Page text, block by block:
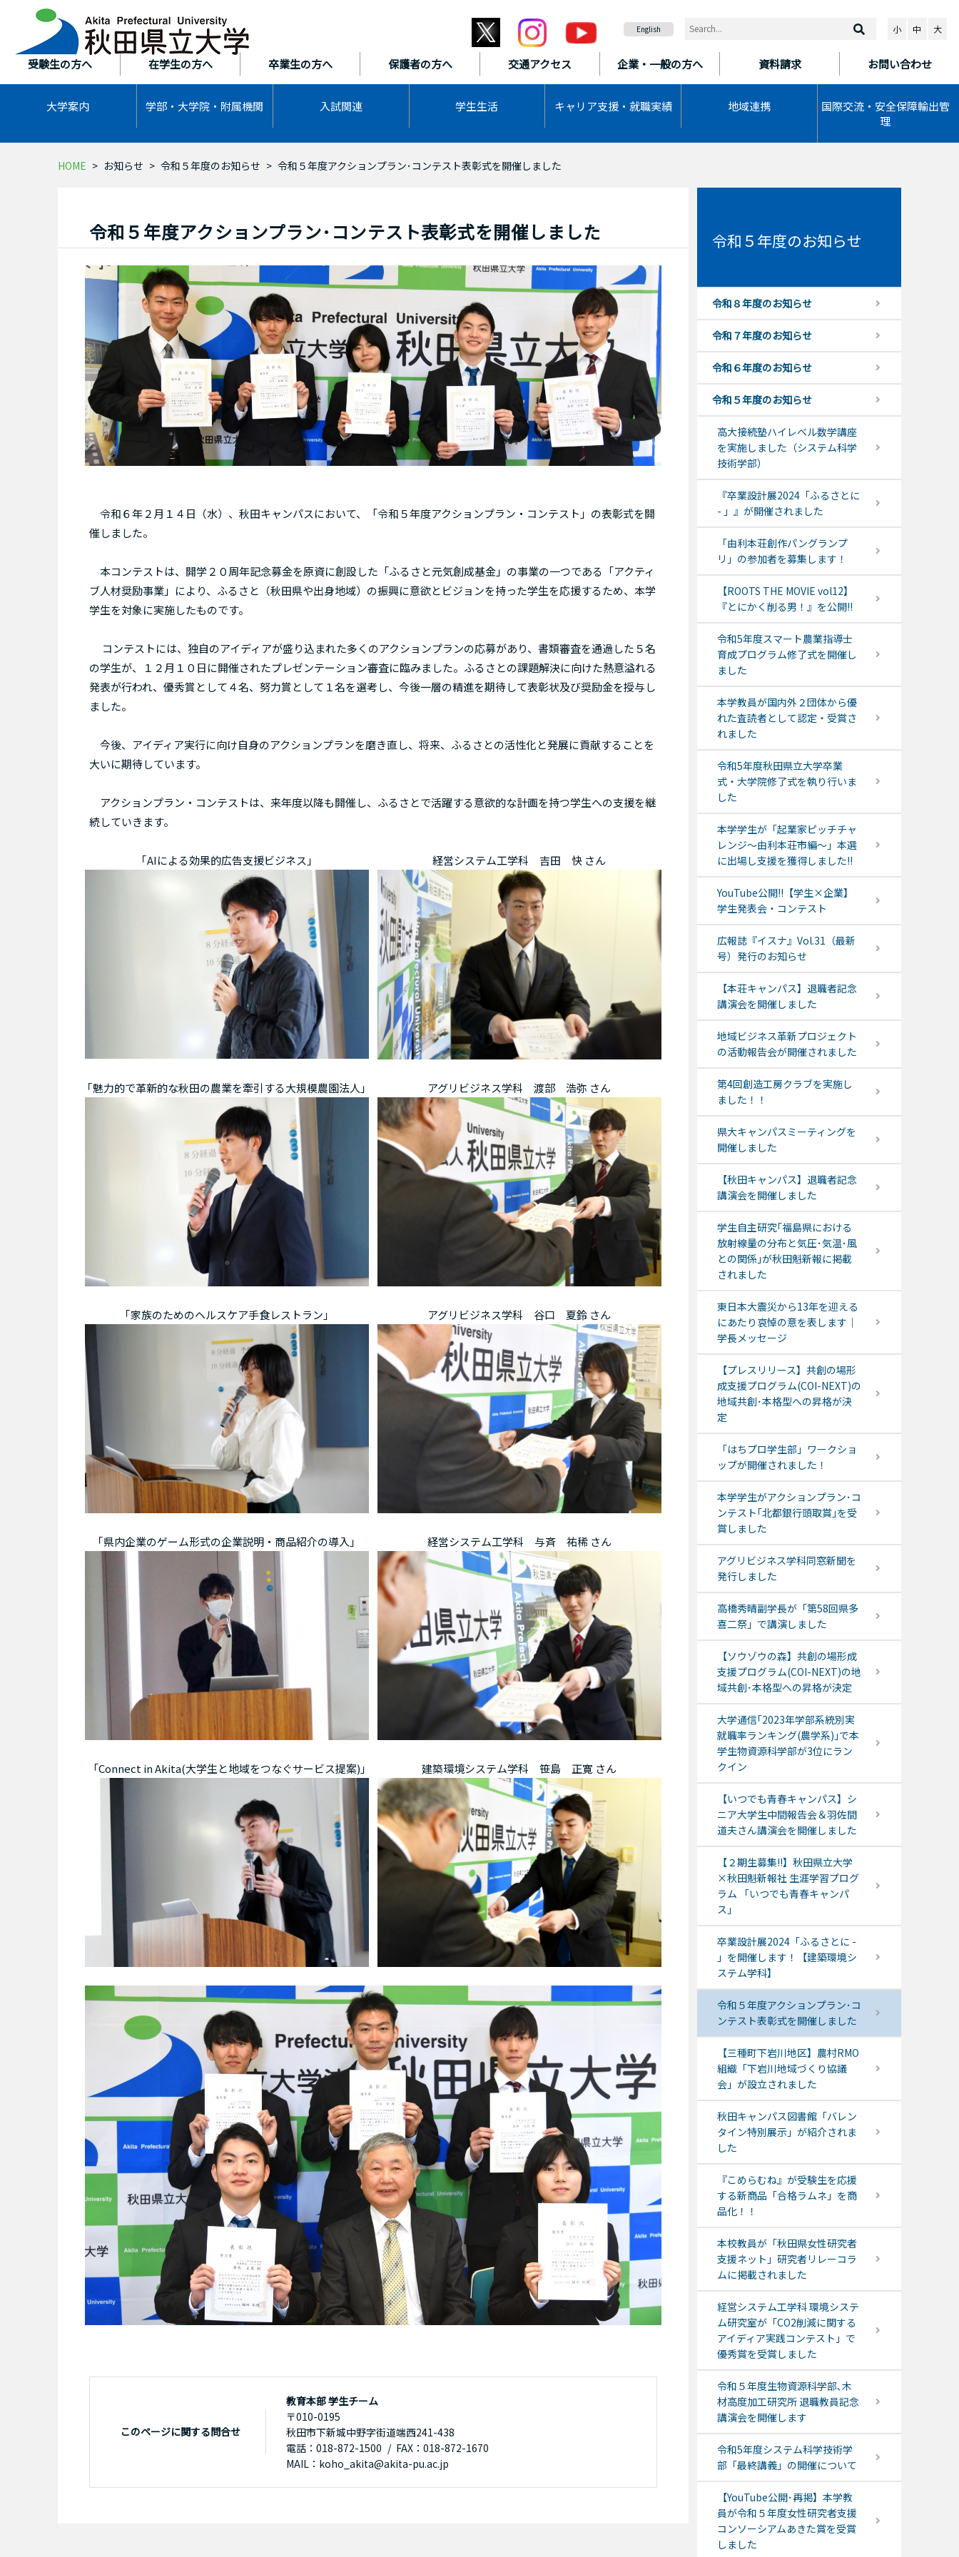
受験生の方へ 在学生の方へ 卒業生の方へ 保護者の方へ 交通アクセス 企業・一般の方へ 資料請求 お問い合わせ
大学案内 学部・大学院・ 附属機関 入試関連 学生生活 キャリア支援・ 就職実績 地域連携
国際交流・安全保障輸出管
理
English 小 中 大
HOME お知らせ 令和５年度のお知らせ 令和５年度アクションプラン･コンテスト表彰式を開催しました
令和５年度アクションプラン･コンテスト表彰式を開催しました
令和６年２月１４日（水）、秋田キャンパスにおいて、「令和５年度アクションプラン・コンテスト」の表彰式を開
催しました。
本コンテストは、開学２０周年記念募金を原資に創設した「ふるさと元気創成基金」の事業の一つである「アクティ
ブ人材奨励事業」により、ふるさと（秋田県や出身地域）の振興に意欲とビジョンを持った学生を応援するため、本学
学生を対象に実施したものです。
コンテストには、独自のアイディアが盛り込まれた多くのアクションプランの応募があり、書類審査を通過した５名
の学生が、１２月１０日に開催されたプレゼンテーション審査に臨みました。ふるさとの課題解決に向けた熱意溢れる
発表が行われ、優秀賞として４名、努力賞として１名を選考し、今後一層の精進を期待して表彰状及び奨励金を授与し
ました。
今後、アイディア実行に向け自身のアクションプランを磨き直し、将来、ふるさとの活性化と発展に貢献することを
大いに期待しています。
アクションプラン・コンテストは、来年度以降も開催し、ふるさとで活躍する意欲的な計画を持つ学生への支援を継
続していきます。
｢AIによる効果的広告支援ビジネス｣ 経営システム工学科 吉田 快 さん
｢魅力的で革新的な秋田の農業を牽引する大規模農園法人｣ アグリビジネス学科 渡部 浩弥 さん
｢家族のためのヘルスケア手食レストラン｣ アグリビジネス学科 谷口 夏鈴 さん
｢県内企業のゲーム形式の企業説明・商品紹介の導入｣ 経営システム工学科 与斉 祐稀 さん
「Connect in Akita(大学生と地域をつなぐサービス提案)｣ 建築環境システム学科 笹島 正寛 さん
このページに関する問合せ
教育本部 学生チーム
〒010-0195
秋田市下新城中野字街道端西241-438
電話：018-872-1500
FAX：018-872-1670
MAIL：koho_akita@akita-pu.ac.jp
令和５年度のお知らせ
令和８年度のお知らせ
令和７年度のお知らせ
令和６年度のお知らせ
令和５年度のお知らせ
高大接続塾ハイレベル数学講座
を実施しました（システム科学
技術学部）
『卒業設計展2024「ふるさとに
- 」』が開催されました
「由利本荘創作パングランプ
リ」の参加者を募集します！
【ROOTS THE MOVIE vol12】
『とにかく削る男！』を公開!!
令和5年度スマート農業指導士
育成プログラム修了式を開催し
ました
本学教員が国内外２団体から優
れた査読者として認定・受賞さ
れました
令和5年度秋田県立大学卒業
式・大学院修了式を執り行いま
した
本学学生が「起業家ピッチチャ
レンジ～由利本荘市編～」本選
に出場し支援を獲得しました!!
YouTube公開!!【学生×企業】
学生発表会・コンテスト
広報誌『イスナ』Vol.31（最新
号）発行のお知らせ
【本荘キャンパス】退職者記念
講演会を開催しました
地域ビジネス革新プロジェクト
の活動報告会が開催されました
第4回創造工房クラブを実施し
ました！！
県大キャンパスミーティングを
開催しました
【秋田キャンパス】退職者記念
講演会を開催しました
学生自主研究｢福島県における
放射線量の分布と気圧･気温･風
との関係｣が秋田魁新報に掲載
されました
東日本大震災から13年を迎える
にあたり哀悼の意を表します｜
学長メッセージ
【プレスリリース】共創の場形
成支援プログラム(COI-NEXT)の
地域共創･本格型への昇格が決
定
「はちプロ学生部」ワークショ
ップが開催されました！
本学学生がアクションプラン･コ
ンテスト｢北都銀行頭取賞｣を受
賞しました
アグリビジネス学科同窓新聞を
発行しました
高橋秀晴副学長が「第58回県多
喜二祭」で講演しました
【ソウゾウの森】共創の場形成
支援プログラム(COI-NEXT)の地
域共創･本格型への昇格が決定
大学通信｢2023年学部系統別実
就職率ランキング(農学系)｣で本
学生物資源科学部が3位にラン
クイン
【いつでも青春キャンパス】シ
ニア大学生中間報告会＆羽佐間
道夫さん講演会を開催しました
【２期生募集!!】秋田県立大学
×秋田魁新報社 生涯学習プログ
ラム 「いつでも青春キャンパ
ス」
卒業設計展2024「ふるさとに -
」を開催します！【建築環境シ
ステム学科】
令和５年度アクションプラン･コ
ンテスト表彰式を開催しました
【三種町下岩川地区】農村RMO
組織「下岩川地域づくり協議
会」が設立されました
秋田キャンパス図書館「バレン
タイン特別展示」が紹介されま
した
『こめらむね』が受験生を応援
する新商品「合格ラムネ」を商
品化！！
本校教員が「秋田県女性研究者
支援ネット」研究者リレーコラ
ムに掲載されました
経営システム工学科 環境システ
ム研究室が「CO2削減に関する
アイディア実践コンテスト」で
優秀賞を受賞しました
令和５年度生物資源科学部､木
材高度加工研究所 退職教員記念
講演会を開催します
令和5年度システム科学技術学
部「最終講義」の開催について
【YouTube公開･再掲】本学教
員が令和５年度女性研究者支援
コンソーシアムあきた賞を受賞
しました